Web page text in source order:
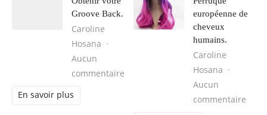
Groove Back.
Caroline
Hosana
Aucun
commentaire sur Obtenir votre Groove Back.
En savoir plus
européenne de
cheveux
humains.
Caroline
Hosana
Aucun
commentaire